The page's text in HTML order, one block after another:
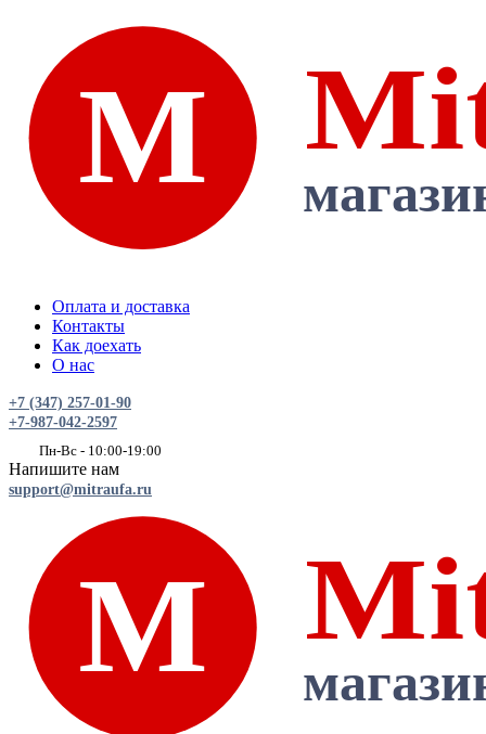
Оплата и доставка
Контакты
Как доехать
О нас
+7 (347) 257-01-90
+7-987-042-2597
Пн-Вс - 10:00-19:00
Напишите нам
support@mitraufa.ru